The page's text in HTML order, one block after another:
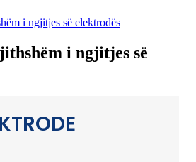
i ngjitjes së elektrodës
i ngjitjes së